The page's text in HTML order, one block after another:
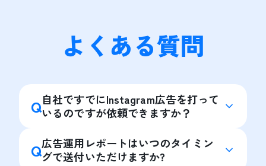
よくある質問
Q自社ですでにInstagram広告を打って
いるのですが依頼できますか？
Q広告運用レポートはいつのタイミン
グで送付いただけますか?